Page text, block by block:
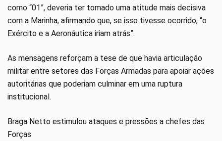
como “01”, deveria ter tomado uma atitude mais decisiva
com a Marinha, afirmando que, se isso tivesse ocorrido, “o
Exército e a Aeronáutica iriam atrás”.
As mensagens reforçam a tese de que havia articulação
militar entre setores das Forças Armadas para apoiar ações
autoritárias que poderiam culminar em uma ruptura
institucional.
Braga Netto estimulou ataques e pressões a chefes das
Forças